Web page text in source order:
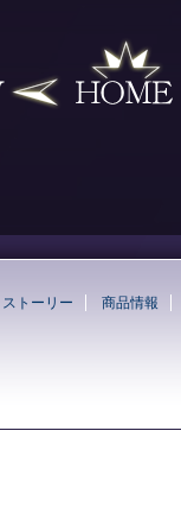
ストーリー 商品情報